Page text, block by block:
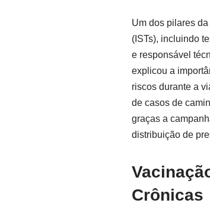
Um dos pilares
(ISTs), incluindo
e responsável
explicou a
riscos durante a
de casos de
graças a
distribuição de
Crônicas